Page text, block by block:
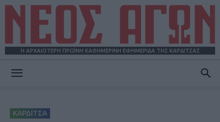
Η ΑΡΧΑΙΟΤΕΡΗ ΠΡΩΪΝΗ ΚΑΘΗΜΕΡΙΝΗ ΕΦΗΜΕΡΙΔΑ ΤΗΣ ΚΑΡΔΙΤΣΑΣ
ΚΑΡΔΙΤΣΑ